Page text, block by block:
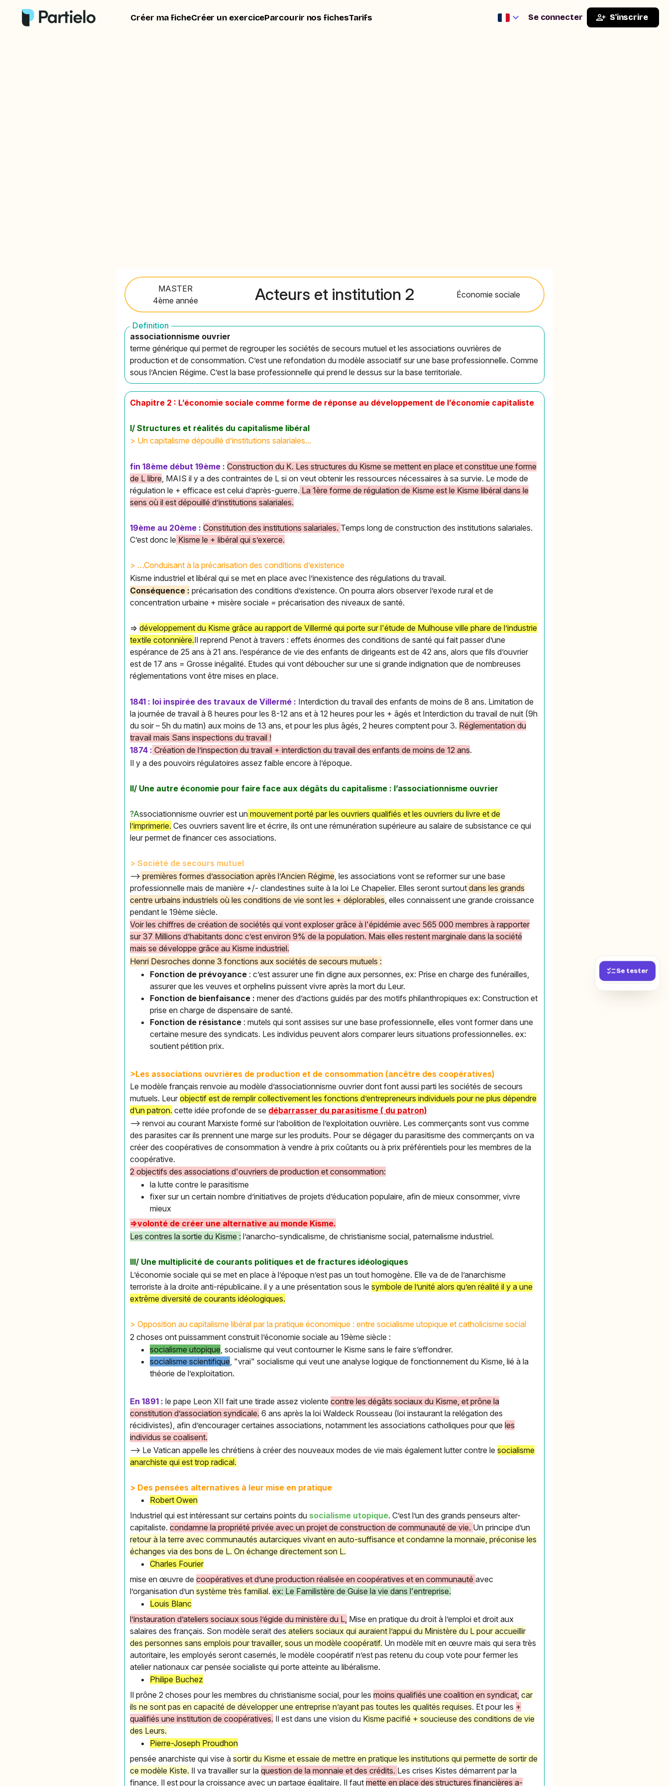
Créer ma ficheCréer un exerciceParcourir nos fichesTarifs Se connecter S'inscrire
Se tester
MASTER
4ème année
Acteurs et institution 2 Économie sociale
Definition
associationnisme ouvrier
terme générique qui permet de regrouper les sociétés de secours mutuel et les associations ouvrières de
production et de consommation. C’est une refondation du modèle associatif sur une base professionnelle. Comme
sous l’Ancien Régime. C’est la base professionnelle qui prend le dessus sur la base territoriale.
Chapitre 2 : L’économie sociale comme forme de réponse au développement de l’économie capitaliste
I/ Structures et réalités du capitalisme libéral
> Un capitalisme dépouillé d’institutions salariales...
fin 18ème début 19ème :Construction du K. Les structures du Kisme se mettent en place et constitue une forme
de L libre , MAIS il y a des contraintes de L si on veut obtenir les ressources nécessaires à sa survie. Le mode de
régulation le + efficace est celui d’après-guerre. La 1ère forme de régulation de Kisme est le Kisme libéral dans le
sens où il est dépouillé d’institutions salariales.
19ème au 20ème : Constitution des institutions salariales. Temps long de construction des institutions salariales.
C’est donc le Kisme le + libéral qui s’exerce.
> …Conduisant à la précarisation des conditions d’existence
Kisme industriel et libéral qui se met en place avec l’inexistence des régulations du travail.
Conséquence : précarisation des conditions d’existence. On pourra alors observer l’exode rural et de
concentration urbaine + misère sociale = précarisation des niveaux de santé.
=>développement du Kisme grâce au rapport de Villermé qui porte sur l'étude de Mulhouse ville phare de l’industrie
textile cotonnière.Il reprend Penot à travers : effets énormes des conditions de santé qui fait passer d’une
espérance de 25 ans à 21 ans. l’espérance de vie des enfants de dirigeants est de 42 ans, alors que fils d’ouvrier
est de 17 ans = Grosse inégalité. Etudes qui vont déboucher sur une si grande indignation que de nombreuses
réglementations vont être mises en place.
1841 : loi inspirée des travaux de Villermé : Interdiction du travail des enfants de moins de 8 ans. Limitation de
la journée de travail à 8 heures pour les 8-12 ans et à 12 heures pour les + âgés et Interdiction du travail de nuit (9h
du soir – 5h du matin) aux moins de 13 ans, et pour les plus âgés, 2 heures comptent pour 3. Réglementation du
travail mais Sans inspections du travail !
1874 : Création de l’inspection du travail + interdiction du travail des enfants de moins de 12 ans.
Il y a des pouvoirs régulatoires assez faible encore à l’époque.
II/ Une autre économie pour faire face aux dégâts du capitalisme : l’associationnisme ouvrier
?Associationnisme ouvrier est un mouvement porté par les ouvriers qualifiés et les ouvriers du livre et de
l’imprimerie. Ces ouvriers savent lire et écrire, ils ont une rémunération supérieure au salaire de subsistance ce qui
leur permet de financer ces associations.
> Société de secours mutuel
-- > premières formes d’association après l’Ancien Régime , les associations vont se reformer sur une base
professionnelle mais de manière +/- clandestines suite à la loi Le Chapelier. Elles seront surtout dans les grands
centre urbains industriels où les conditions de vie sont les + déplorables , elles connaissent une grande croissance
pendant le 19ème siècle.
Voir les chiffres de création de sociétés qui vont exploser grâce à l'épidémie avec 565 000 membres à rapporter
sur 37 Millions d’habitants donc c’est environ 9% de la population. Mais elles restent marginale dans la société
mais se développe grâce au Kisme industriel.
Henri Desroches donne 3 fonctions aux sociétés de secours mutuels :
Fonction de prévoyance : c’est assurer une fin digne aux personnes, ex: Prise en charge des funérailles,
assurer que les veuves et orphelins puissent vivre après la mort du Leur.
Fonction de bienfaisance : mener des d’actions guidés par des motifs philanthropiques ex: Construction et
prise en charge de dispensaire de santé.
Fonction de résistance : mutels qui sont assises sur une base professionnelle, elles vont former dans une
certaine mesure des syndicats. Les individus peuvent alors comparer leurs situations professionnelles. ex:
soutient pétition prix.
>Les associations ouvrières de production et de consommation (ancêtre des coopératives)
Le modèle français renvoie au modèle d’associationnisme ouvrier dont font aussi parti les sociétés de secours
mutuels. Leurobjectif est de remplir collectivement les fonctions d’entrepreneurs individuels pour ne plus dépendre
d’un patron. cette idée profonde de se débarrasser du parasitisme ( du patron)
--> renvoi au courant Marxiste formé sur l’abolition de l’exploitation ouvrière. Les commerçants sont vus comme
des parasites car ils prennent une marge sur les produits. Pour se dégager du parasitisme des commerçants on va
créer des coopératives de consommation à vendre à prix coûtants ou à prix préférentiels pour les membres de la
coopérative.
2 objectifs des associations d'ouvriers de production et consommation:
la lutte contre le parasitisme
fixer sur un certain nombre d’initiatives de projets d’éducation populaire, afin de mieux consommer, vivre
mieux
=>volonté de créer une alternative au monde Kisme.
Les contres la sortie du Kisme : l’anarcho-syndicalisme, de christianisme social, paternalisme industriel.
III/ Une multiplicité de courants politiques et de fractures idéologiques
L’économie sociale qui se met en place à l’époque n’est pas un tout homogène. Elle va de de l’anarchisme
terroriste à la droite anti-républicaine. il y a une présentation sous lesymbole de l’unité alors qu’en réalité il y a une
extrême diversité de courants idéologiques.
> Opposition au capitalisme libéral par la pratique économique : entre socialisme utopique et catholicisme social
2 choses ont puissamment construit l’économie sociale au 19ème siècle :
socialisme utopique, socialisme qui veut contourner le Kisme sans le faire s’effondrer.
socialisme scientifique, "vrai" socialisme qui veut une analyse logique de fonctionnement du Kisme, lié à la
théorie de l’exploitation.
En 1891 : le pape Leon XII fait une tirade assez violentecontre les dégâts sociaux du Kisme, et prône la
constitution d’association syndicale. 6 ans après la loi Waldeck Rousseau (loi instaurant la relégation des
récidivistes), afin d’encourager certaines associations, notamment les associations catholiques pour queles
individus se coalisent.
--> Le Vatican appelle les chrétiens à créer des nouveaux modes de vie mais également lutter contre lesocialisme
anarchiste qui est trop radical.
> Des pensées alternatives à leur mise en pratique
Robert Owen
Industriel qui est intéressant sur certains points du socialisme utopique. C’est l’un des grands penseurs alter-
capitaliste.condamne la propriété privée avec un projet de construction de communauté de vie. Un principe d’un
retour à la terre avec communautés autarciques vivant en auto-suffisance et condamne la monnaie, préconise les
échanges via des bons de L. On échange directement son L.
Charles Fourier
mise en œuvre decoopératives et d’une production réalisée en coopératives et en communautéavec
l’organisation d’un système très familial.ex: Le Familistère de Guise la vie dans l'entreprise.
Louis Blanc
l’instauration d’ateliers sociaux sous l’égide du ministère du L, Mise en pratique du droit à l’emploi et droit aux
salaires des français. Son modèle serait des ateliers sociaux qui auraient l’appui du Ministère du L pour accueillir
des personnes sans emplois pour travailler, sous un modèle coopératif. Un modèle mit en œuvre mais qui sera très
autoritaire, les employés seront casernés, le modèle coopératif n’est pas retenu du coup vote pour fermer les
atelier nationaux car pensée socialiste qui porte atteinte au libéralisme.
Philipe Buchez
Il prône 2 choses pour les membres du christianisme social, pour lesmoins qualifiés une coalition en syndicat, car
ils ne sont pas en capacité de développer une entreprise n’ayant pas toutes les qualités requises. Et pour les +
qualifiés une institution de coopératives. Il est dans une vision du Kisme pacifié + soucieuse des conditions de vie
des Leurs.
Pierre-Joseph Proudhon
pensée anarchiste qui vise àsortir du Kisme et essaie de mettre en pratique les institutions qui permette de sortir de
ce modèle Kiste. Il va travailler sur laquestion de la monnaie et des crédits. Les crises Kistes démarrent par la
finance, Il est pour la croissance avec un partage égalitaire. Il fautmette en place des structures financières a-